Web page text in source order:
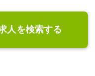
人を検索する